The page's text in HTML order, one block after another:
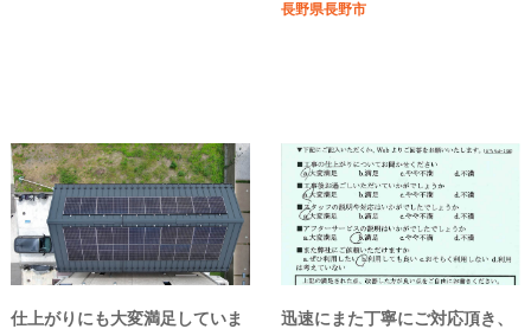
長野県長野市
仕上がりにも大変満足していま
迅速にまた丁寧にご対応頂き、